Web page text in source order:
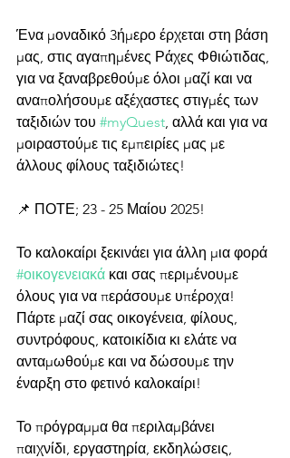
Ένα μοναδικό 3ήμερο έρχεται στη βάση
μας, στις αγαπημένες Ράχες Φθιώτιδας,
για να ξαναβρεθούμε όλοι μαζί και να
αναπολήσουμε αξέχαστες στιγμές των
ταξιδιών του #myQuest , αλλά και για να
μοιραστούμε τις εμπειρίες μας με
άλλους φίλους ταξιδιώτες!
📌 ΠΟΤΕ; 23 - 25 Μαίου 2025!
Το καλοκαίρι ξεκινάει για άλλη μια φορά
#οικογενειακά και σας περιμένουμε
όλους για να περάσουμε υπέροχα!
Πάρτε μαζί σας οικογένεια, φίλους,
συντρόφους, κατοικίδια κι ελάτε να
ανταμωθούμε και να δώσουμε την
έναρξη στο φετινό καλοκαίρι!
Το πρόγραμμα θα περιλαμβάνει
παιχνίδι, εργαστηρία, εκδηλώσεις,